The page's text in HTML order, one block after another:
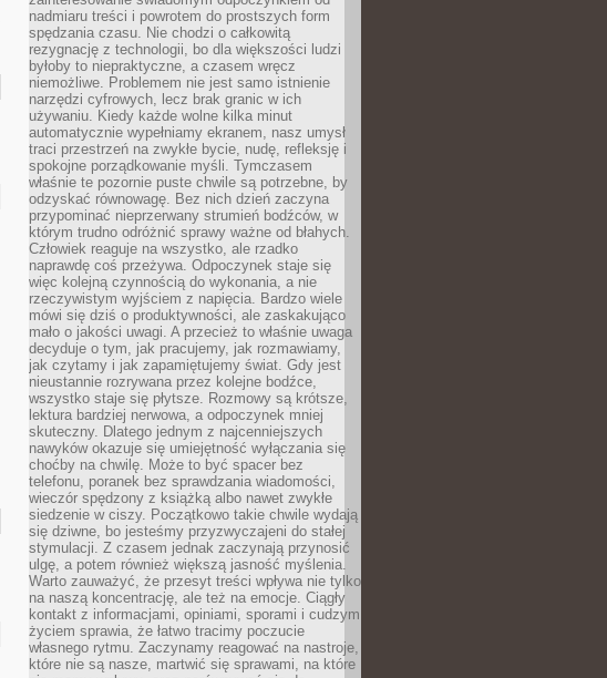
nadmiaru treści i powrotem do prostszych form
spędzania czasu. Nie chodzi o całkowitą
rezygnację z technologii, bo dla większości ludzi
byłoby to niepraktyczne, a czasem wręcz
niemożliwe. Problemem nie jest samo istnienie
narzędzi cyfrowych, lecz brak granic w ich
używaniu. Kiedy każde wolne kilka minut
automatycznie wypełniamy ekranem, nasz umysł
traci przestrzeń na zwykłe bycie, nudę, refleksję i
spokojne porządkowanie myśli. Tymczasem
właśnie te pozornie puste chwile są potrzebne, by
odzyskać równowagę. Bez nich dzień zaczyna
przypominać nieprzerwany strumień bodźców, w
którym trudno odróżnić sprawy ważne od błahych.
Człowiek reaguje na wszystko, ale rzadko
naprawdę coś przeżywa. Odpoczynek staje się
więc kolejną czynnością do wykonania, a nie
rzeczywistym wyjściem z napięcia. Bardzo wiele
mówi się dziś o produktywności, ale zaskakująco
mało o jakości uwagi. A przecież to właśnie uwaga
decyduje o tym, jak pracujemy, jak rozmawiamy,
jak czytamy i jak zapamiętujemy świat. Gdy jest
nieustannie rozrywana przez kolejne bodźce,
wszystko staje się płytsze. Rozmowy są krótsze,
lektura bardziej nerwowa, a odpoczynek mniej
skuteczny. Dlatego jednym z najcenniejszych
nawyków okazuje się umiejętność wyłączania się
choćby na chwilę. Może to być spacer bez
telefonu, poranek bez sprawdzania wiadomości,
wieczór spędzony z książką albo nawet zwykłe
siedzenie w ciszy. Początkowo takie chwile wydają
się dziwne, bo jesteśmy przyzwyczajeni do stałej
stymulacji. Z czasem jednak zaczynają przynosić
ulgę, a potem również większą jasność myślenia.
Warto zauważyć, że przesyt treści wpływa nie tylko
na naszą koncentrację, ale też na emocje. Ciągły
kontakt z informacjami, opiniami, sporami i cudzym
życiem sprawia, że łatwo tracimy poczucie
własnego rytmu. Zaczynamy reagować na nastroje,
które nie są nasze, martwić się sprawami, na które